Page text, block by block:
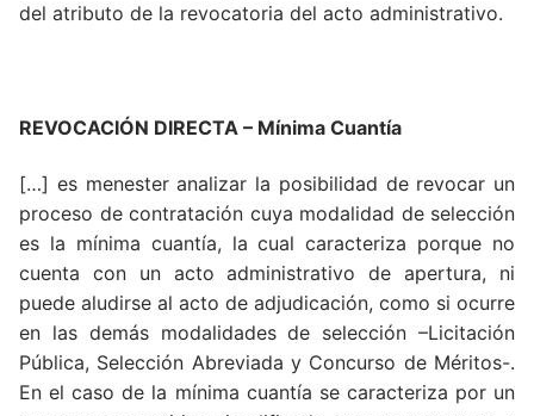
del atributo de la revocatoria del acto administrativo.
REVOCACIÓN DIRECTA – Mínima Cuantía
[…] es menester analizar la posibilidad de revocar un
proceso de contratación cuya modalidad de selección
es la mínima cuantía, la cual caracteriza porque no
cuenta con un acto administrativo de apertura, ni
puede aludirse al acto de adjudicación, como si ocurre
en las demás modalidades de selección –Licitación
Pública, Selección Abreviada y Concurso de Méritos-.
En el caso de la mínima cuantía se caracteriza por un